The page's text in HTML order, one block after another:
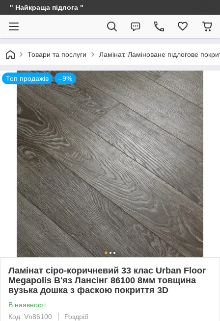
" Найкраща підлога "
Товари та послуги Ламінат. Ламіноване підлогове
Топ продажів –9%
Ламінат сіро-коричневий 33 клас Urban Floor
Megapolis В'яз Лансінг 86100 8мм товщина
вузька дошка з фаскою покриття 3D
В наявності
Код: Vn86100
Роздріб